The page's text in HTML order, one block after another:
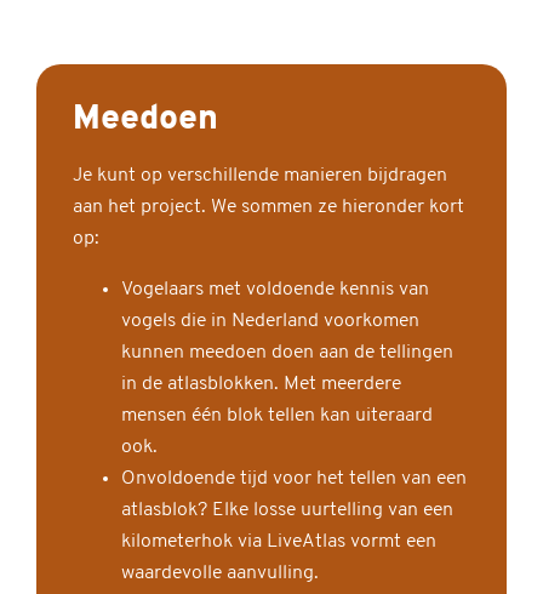
Meedoen
Je kunt op verschillende manieren bijdragen
aan het project. We sommen ze hieronder kort
op:
Vogelaars met voldoende kennis van
vogels die in Nederland voorkomen
kunnen meedoen doen aan de tellingen
in de atlasblokken. Met meerdere
mensen één blok tellen kan uiteraard
ook.
Onvoldoende tijd voor het tellen van een
atlasblok? Elke losse uurtelling van een
kilometerhok via LiveAtlas vormt een
waardevolle aanvulling.